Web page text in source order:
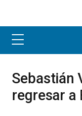
Sebastián
regresar a